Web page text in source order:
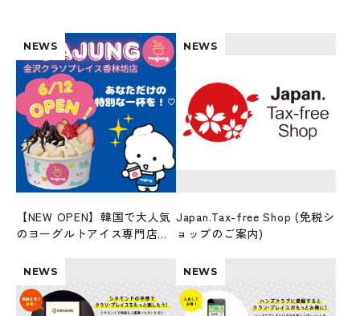
NEWS
【NEW OPEN】韓国で大人気
のヨーグルトアイス専門店
ン！
NEWS
Japan.Tax-free Shop (免税シ
ョップのご案内)
NEWS NEWS